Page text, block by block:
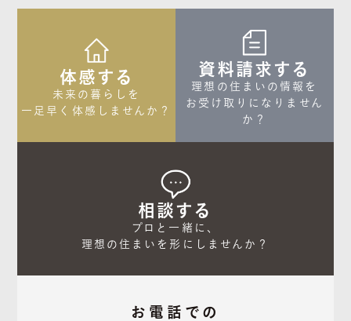
体感する
未来の暮らしを
一足早く体感しませんか？
資料請求する
理想の住まいの情報を
お受け取りになりません
か？
相談する
プロと一緒に、
理想の住まいを形にしませんか？
お電話での